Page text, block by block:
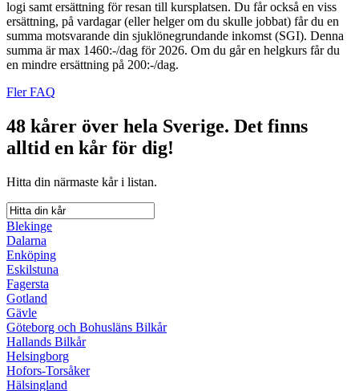
logi samt ersättning för resan till kursplatsen. Du får också en viss
ersättning, på vardagar (eller helger om du skulle jobbat) får du en
summa motsvarande din sjuklönegrundande inkomst (SGI). Denna
summa är max 1460:-/dag för 2026. Om du går en helgkurs får du
en mindre ersättning på 200:-/dag.
Fler FAQ
48 kårer över hela Sverige. Det finns
alltid en kår för dig!
Hitta din närmaste kår i listan.
Blekinge
Dalarna
Enköping
Eskilstuna
Fagersta
Gotland
Gävle
Göteborg och Bohusläns Bilkår
Hallands Bilkår
Helsingborg
Hofors-Torsåker
Hälsingland